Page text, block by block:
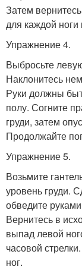
Затем
для каждой ноги
Упражнение 4.
Выбросьте
Наклонитесь
Руки должны
полу. Согните
груди, затем
Продолжайте
Упражнение 5.
Возьмите
уровень груди.
обведите
Вернитесь в
выпад левой
часовой
ног.